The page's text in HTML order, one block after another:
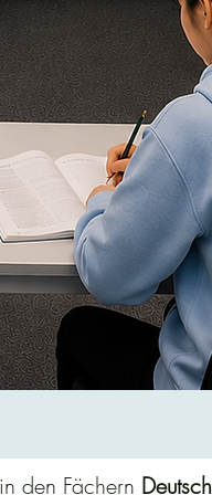
den Fächern Deutsch